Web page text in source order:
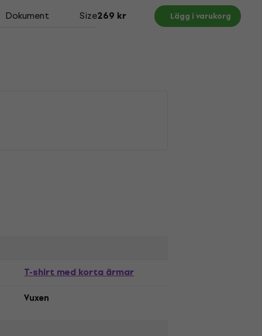
Dokument Size Chart
269 kr Lägg i varukorg
T-shirt med korta ärmar
Vuxen